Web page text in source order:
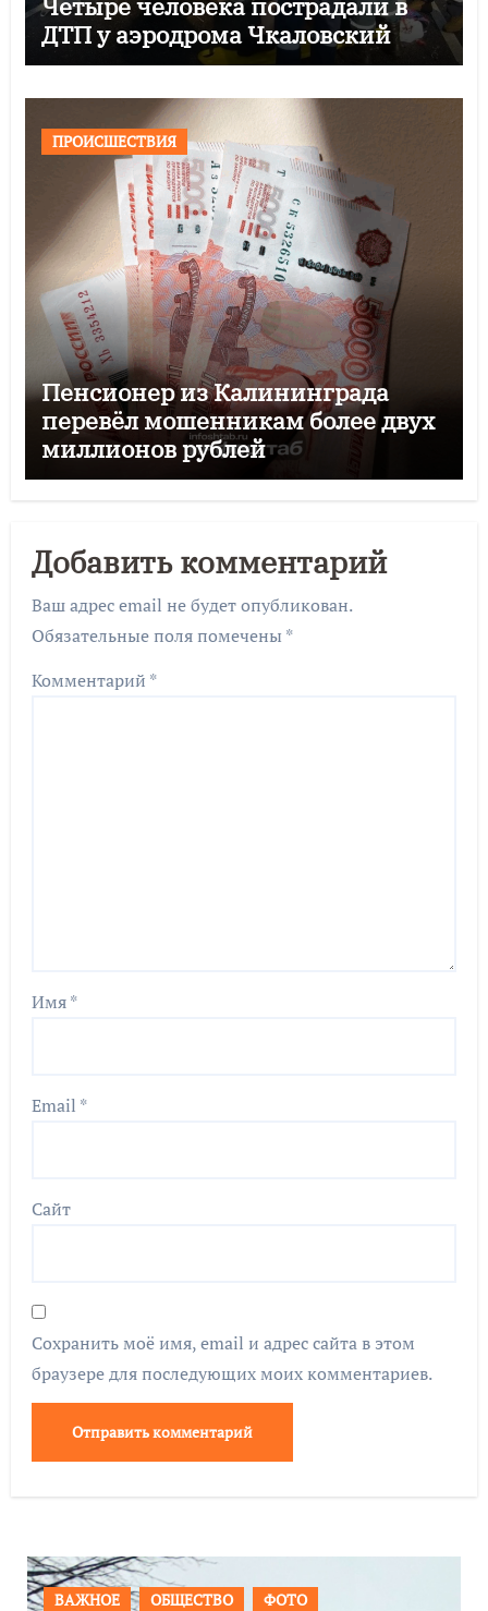
ДТП у аэродрома Чкаловский
ПРОИСШЕСТВИЯ
Пенсионер из Калининграда
перевёл мошенникам более двух
миллионов рублей
Добавить комментарий
Ваш адрес email не будет опубликован.
Обязательные поля помечены *
Комментарий *
Имя*
Email *
Сайт
Сохранить моё имя, email и адрес сайта в этом
браузере для последующих моих комментариев.
ПРОИСШЕСТВИЯ ФОТО